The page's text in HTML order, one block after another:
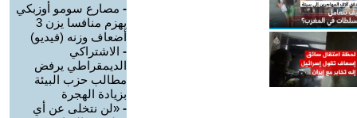
- مصارع سومو أوزبكي
يهزم منافسا يزن 3
أضعاف وزنه (فيديو)
- الاشتراكي
الديمقراطي يرفض
مطالب حزب البيئة
بزيادة الهجرة
- «لن نتخلى عن أي